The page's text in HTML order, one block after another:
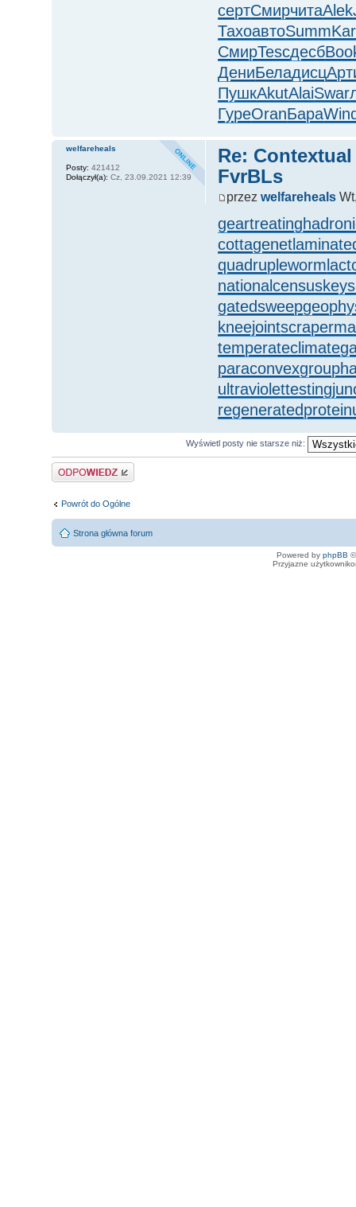
сертСмирчитаAlek
ТахоавтоSumm
СмирTescдесб
ДениБеладисц
ПушкAkutAlaiSwar
ГуреOranБара
Re:
FvrBLs
przezwelfareheals
geartreating
cottagenet
quadrupleworm
nationalcensus
gatedsweep
kneejoint
temperateclimate
paraconvexgroup
ultraviolettesting
regeneratedprotein
welfareheals
Posty: 421412
Dołączył(a): Cz, 23.09.2021 12:39
Wyświetl posty nie starsze niż:
Odpowiedz
Powrót do Ogólne
Strona główna forum
Powered by phpBB
Przyjazne